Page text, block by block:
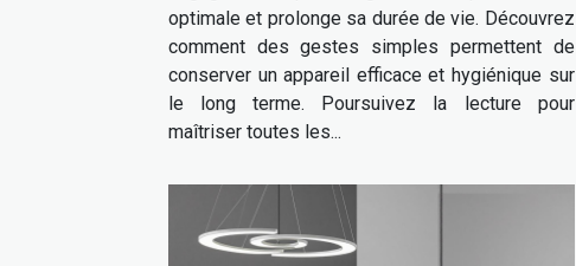
optimale et prolonge sa durée de vie. Découvrez
comment des gestes simples permettent de
conserver un appareil efficace et hygiénique sur
le long terme. Poursuivez la lecture pour
maîtriser toutes les...